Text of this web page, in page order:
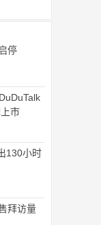
停
市
130小时
拜访量